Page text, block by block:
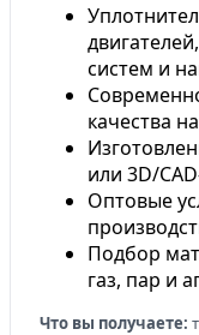
систем и
качества
или 3D/
Оптовые
Подбор
газ, пар и
Что вы получаете: